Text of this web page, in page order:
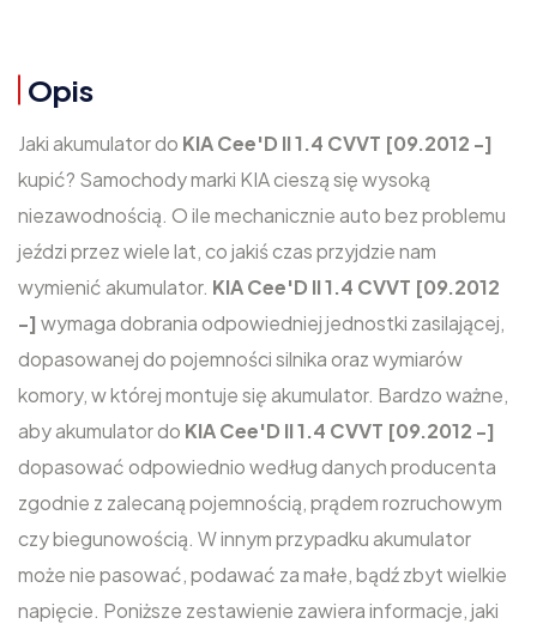
Opis
Jaki akumulator do KIA Cee'D II 1.4 CVVT [09.2012 -]
kupić? Samochody marki KIA cieszą się wysoką
niezawodnością. O ile mechanicznie auto bez problemu
jeździ przez wiele lat, co jakiś czas przyjdzie nam
wymienić akumulator. KIA Cee'D II 1.4 CVVT [09.2012
-] wymaga dobrania odpowiedniej jednostki zasilającej,
dopasowanej do pojemności silnika oraz wymiarów
komory, w której montuje się akumulator. Bardzo ważne,
aby akumulator do KIA Cee'D II 1.4 CVVT [09.2012 -]
dopasować odpowiednio według danych producenta
zgodnie z zalecaną pojemnością, prądem rozruchowym
czy biegunowością. W innym przypadku akumulator
może nie pasować, podawać za małe, bądź zbyt wielkie
napięcie. Poniższe zestawienie zawiera informacje, jaki